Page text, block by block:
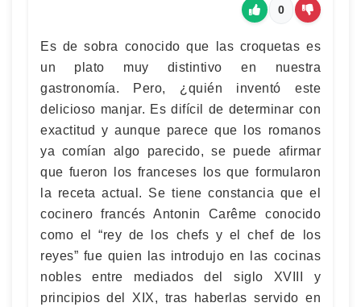
0
Es de sobra conocido que las croquetas es
un plato muy distintivo en nuestra
gastronomía. Pero, ¿quién inventó este
delicioso manjar. Es difícil de determinar con
exactitud y aunque parece que los romanos
ya comían algo parecido, se puede afirmar
que fueron los franceses los que formularon
la receta actual. Se tiene constancia que el
cocinero francés Antonin Carême conocido
como el “rey de los chefs y el chef de los
reyes” fue quien las introdujo en las cocinas
nobles entre mediados del siglo XVIII y
principios del XIX, tras haberlas servido en